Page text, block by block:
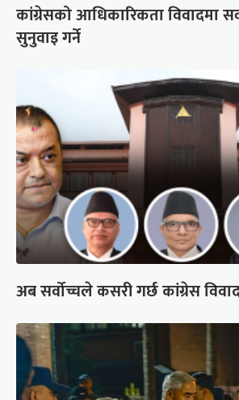
कांग्रेसको आधिकारिकता विवादमा
सुनुवाइ गर्ने
अब सर्वोच्चले कसरी गर्छ कांग्रेस